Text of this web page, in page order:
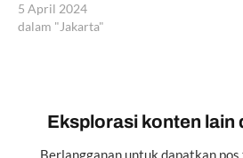
5 April 2024
dalam "Jakarta"
Eksplorasi konten lain
Berlangganan untuk dapatkan